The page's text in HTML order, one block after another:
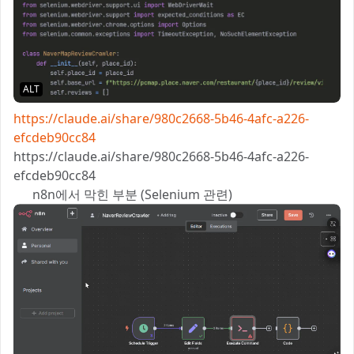
ALT
https://claude.ai/share/980c2668-5b46-4afc-a226-
efcdeb90cc84
https://claude.ai/share/980c2668-5b46-4afc-a226-
efcdeb90cc84
⚙️ n8n에서 막힌 부분 (Selenium 관련)